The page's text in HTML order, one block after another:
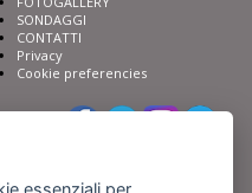
SONDAGGI
CONTATTI
Privacy
Cookie preferencies
essenziali per